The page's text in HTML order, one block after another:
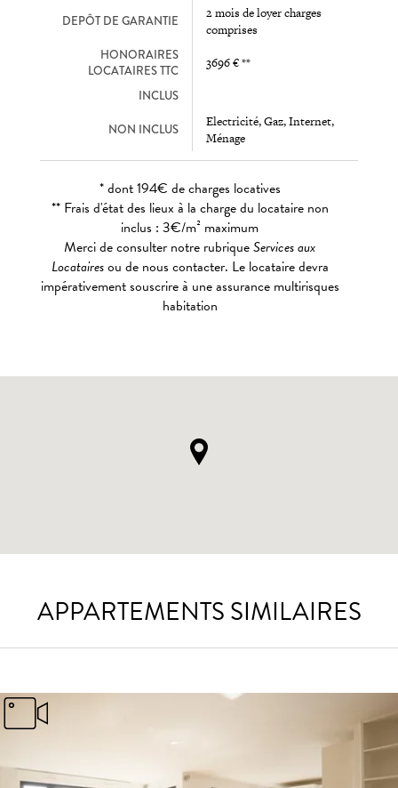
DEPÔT DE GARANTIE
2 mois de loyer charges
comprises
HONORAIRES
LOCATAIRES TTC
3696 € **
INCLUS
NON INCLUS
Electricité, Gaz, Internet,
Ménage
* dont 194€ de charges locatives
** Frais d'état des lieux à la charge du locataire non
inclus : 3€/m² maximum
Merci de consulter notre rubriqueServices aux
Locatairesou de nous contacter. Le locataire devra
impérativement souscrire à une assurance multirisques
habitation
APPARTEMENTS SIMILAIRES